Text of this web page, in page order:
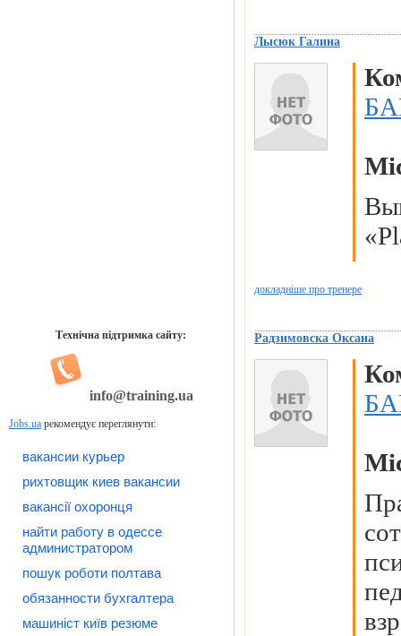
Технічна підтримка сайту:
info@training.ua
Jobs.ua рекомендує переглянути:
вакансии курьер
рихтовщик киев вакансии
вакансії охоронця
найти работу в одессе
администратором
пошук роботи полтава
обязанности бухгалтера
машиніст київ резюме
Лысюк Галина
докладніше про тренере
Радзимовска Оксана